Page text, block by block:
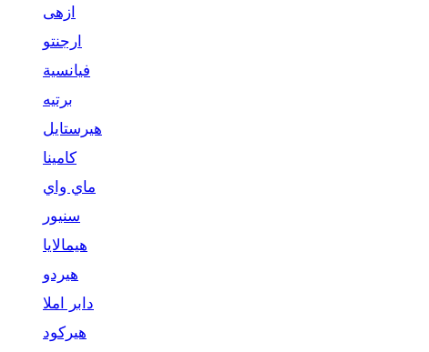
ازهى
ارجنتو
فيانسية
برتيه
هيرستايل
كامينا
ماي واي
سنيور
هيمالايا
هيردو
دابر املا
هيركود